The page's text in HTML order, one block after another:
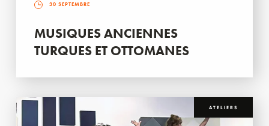
30 SEPTEMBRE
MUSIQUES ANCIENNES
TURQUES ET OTTOMANES
ATELIERS